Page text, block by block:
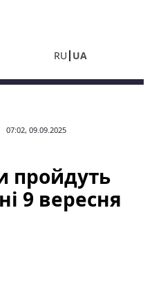
RU UA
07:02, 09.09.2025
пройдуть
9 вересня